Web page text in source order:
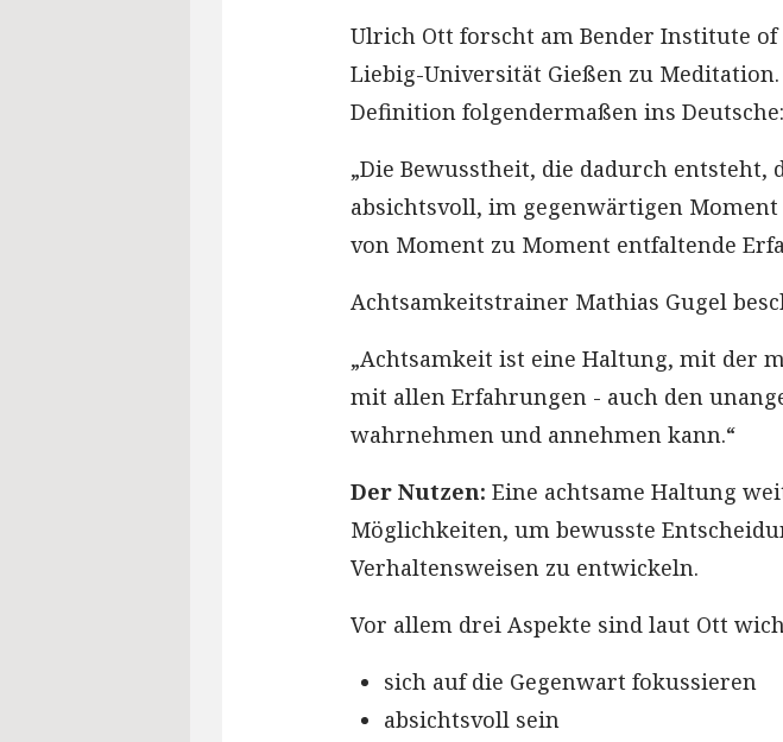
Ulrich Ott forscht am Bender Institute
Liebig-Universität Gießen zu
Definition folgendermaßen ins Deutsche:
„Die Bewusstheit, die dadurch entsteht,
absichtsvoll, im gegenwärtigen
von Moment zu Moment entfaltende
Achtsamkeitstrainer Mathias Gugel
„Achtsamkeit ist eine Haltung, mit der
mit allen Erfahrungen - auch den
wahrnehmen und annehmen kann.“
Der Nutzen: Eine achtsame Haltung
Möglichkeiten, um bewusste
Verhaltensweisen zu entwickeln.
Vor allem drei Aspekte sind laut Ott
sich auf die Gegenwart fokussieren
absichtsvoll sein